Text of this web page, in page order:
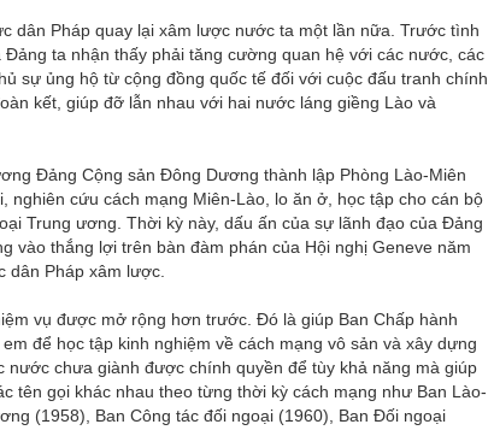
dân Pháp quay lại xâm lược nước ta một lần nữa. Trước tình
ta nhận thấy phải tăng cường quan hệ với các nước, các
sự ủng hộ từ cộng đồng quốc tế đối với cuộc đấu tranh chính
kết, giúp đỡ lẫn nhau với hai nước láng giềng Lào và
Đảng Cộng sản Đông Dương thành lập Phòng Lào-Miên
cứu cách mạng Miên-Lào, lo ăn ở, học tập cho cán bộ
Trung ương. Thời kỳ này, dấu ấn của sự lãnh đạo của Đảng
vào thắng lợi trên bàn đàm phán của Hội nghị Geneve năm
dân Pháp xâm lược.
vụ được mở rộng hơn trước. Đó là giúp Ban Chấp hành
để học tập kinh nghiệm về cách mạng vô sản và xây dựng
chưa giành được chính quyền để tùy khả năng mà giúp
tên gọi khác nhau theo từng thời kỳ cách mạng như Ban Lào-
(1958), Ban Công tác đối ngoại (1960), Ban Đối ngoại